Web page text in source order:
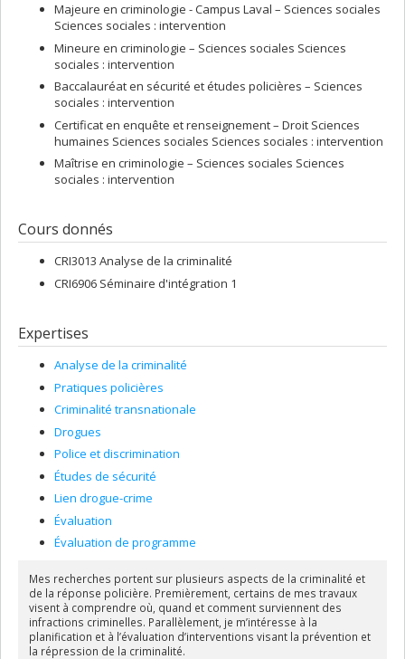
Majeure en criminologie - Campus Laval – Sciences sociales
Sciences sociales : intervention
Mineure en criminologie – Sciences sociales Sciences
sociales : intervention
Baccalauréat en sécurité et études policières – Sciences
sociales : intervention
Certificat en enquête et renseignement – Droit Sciences
humaines Sciences sociales Sciences sociales : intervention
Maîtrise en criminologie – Sciences sociales Sciences
sociales : intervention
Cours donnés
CRI3013 Analyse de la criminalité
CRI6906 Séminaire d'intégration 1
Expertises
Analyse de la criminalité
Pratiques policières
Criminalité transnationale
Drogues
Police et discrimination
Études de sécurité
Lien drogue-crime
Évaluation
Évaluation de programme
Mes recherches portent sur plusieurs aspects de la criminalité et
de la réponse policière. Premièrement, certains de mes travaux
visent à comprendre où, quand et comment surviennent des
infractions criminelles. Parallèlement, je m’intéresse à la
planification et à l’évaluation d’interventions visant la prévention et
la répression de la criminalité.